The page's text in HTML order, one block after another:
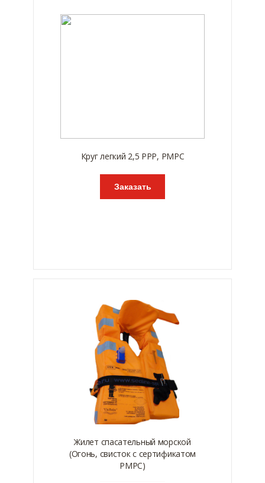
Круг легкий 2,5 РРР, РМРС
Заказать
Жилет спасательный морской
(Огонь, свисток с сертификатом
РМРС)